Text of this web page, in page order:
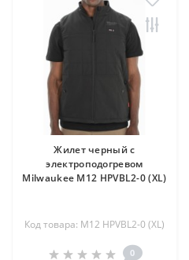
Жилет черный c
электроподогревом
Milwaukee M12 HPVBL2-0 (XL)
Код товара: M12 HPVBL2-0 (XL)
0